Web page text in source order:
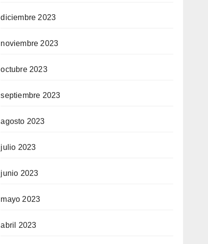
diciembre 2023
noviembre 2023
octubre 2023
septiembre 2023
agosto 2023
julio 2023
junio 2023
mayo 2023
abril 2023